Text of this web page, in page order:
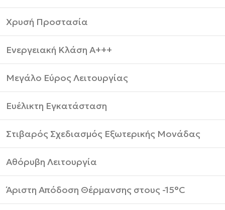
Χρυσή Προστασία
Ενεργειακή Κλάση Α+++
Μεγάλο Εύρος Λειτουργίας
Ευέλικτη Εγκατάσταση
Στιβαρός Σχεδιασμός Εξωτερικής Μονάδας
Αθόρυβη Λειτουργία
Άριστη Απόδοση Θέρμανσης στους -15°C